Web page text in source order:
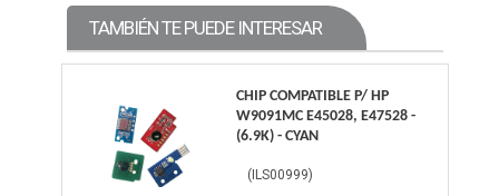
TAMBIÉN TE PUEDE INTERESAR
CHIP COMPATIBLE P/ HP
W9091MC E45028, E47528 -
(6.9K) - CYAN
( ILS00999)